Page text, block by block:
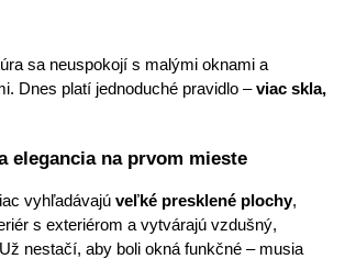
sa neuspokojí s malými oknami a
Dnes platí jednoduché pravidlo – viac skla,
elegancia na prvom mieste
vyhľadávajú veľké presklené plochy,
s exteriérom a vytvárajú vzdušný,
nestačí, aby boli okná funkčné – musia